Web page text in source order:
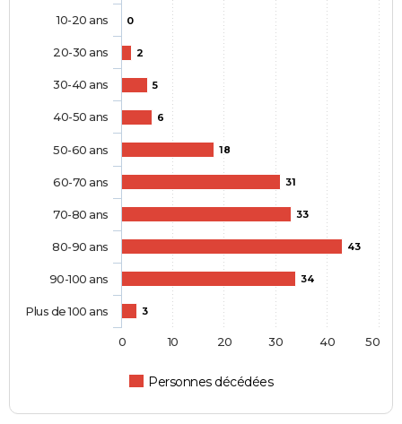
0
2
5
6
18
31
33
43
34
3
Personnes décédées
10-20 ans
20-30 ans
30-40 ans
40-50 ans
50-60 ans
60-70 ans
70-80 ans
80-90 ans
90-100 ans
Plus de 100 ans
0 10 20 30 40 50